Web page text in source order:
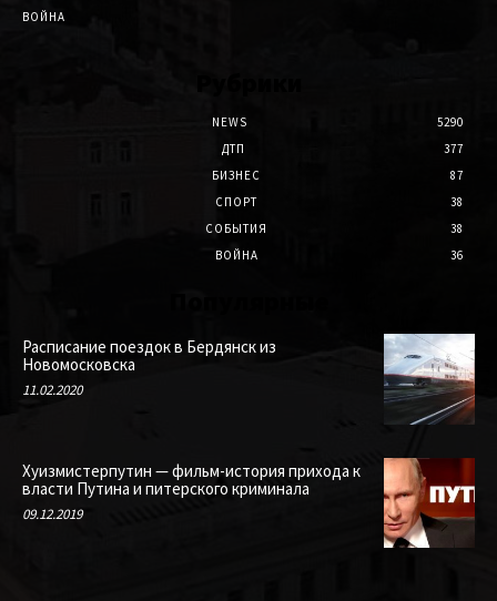
ВОЙНА
NEWS
5290
ДТП
377
БИЗНЕС
87
СПОРТ
38
СОБЫТИЯ
38
ВОЙНА
36
Расписание поездок в Бердянск из
Новомосковска
11.02.2020
Хуизмистерпутин — фильм-история прихода к
власти Путина и питерского криминала
09.12.2019